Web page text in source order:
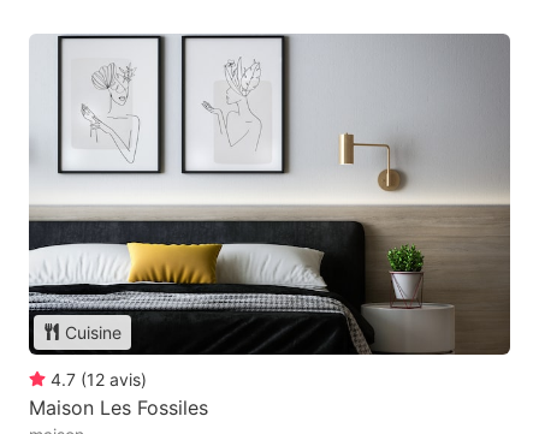
Cuisine
4.7 (12 avis)
Maison Les Fossiles